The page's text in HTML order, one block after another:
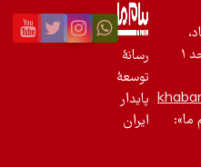
توسعۀ
پایدار
ایران